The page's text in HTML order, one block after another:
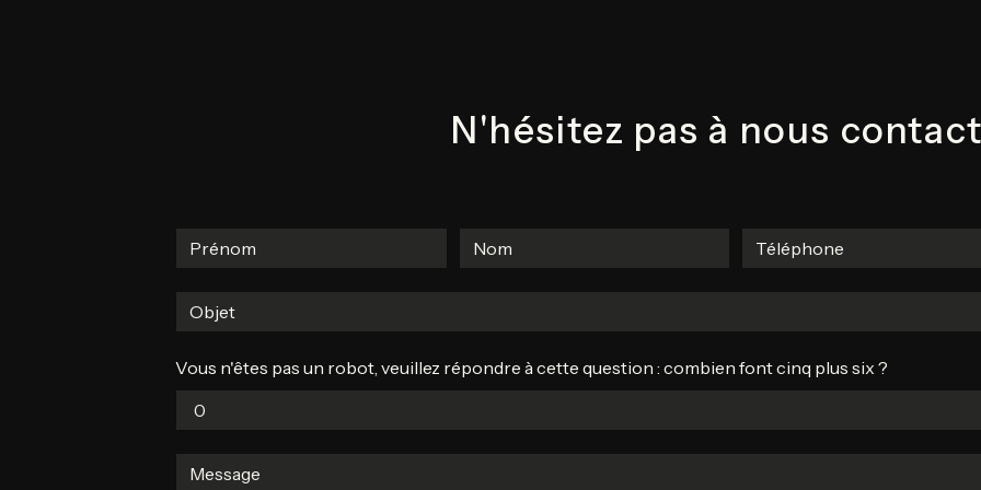
N'hésitez pas à nous
Vous n'êtes pas un robot, veuillez répondre à cette question : combien font cinq plus six ?